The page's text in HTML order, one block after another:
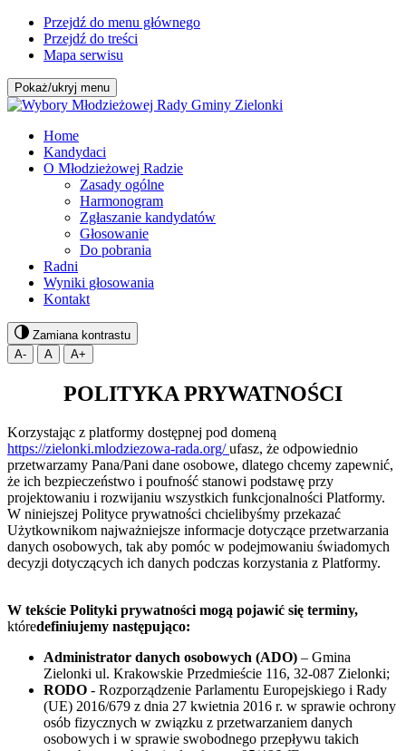
Przejdź do menu głównego
Przejdź do treści
Mapa serwisu
Pokaż/ukryj menu
Home
Kandydaci
O Młodzieżowej Radzie
Zasady ogólne
Harmonogram
Zgłaszanie kandydatów
Głosowanie
Do pobrania
Radni
Wyniki głosowania
Kontakt
Zamiana kontrastu
A-
A A+
POLITYKA PRYWATNOŚCI
Korzystając z platformy dostępnej pod domeną
https://zielonki.mlodziezowa-rada.org/ufasz, że odpowiednio
przetwarzamy Pana/Pani dane osobowe, dlatego chcemy zapewnić,
że ich bezpieczeństwo i poufność stanowi podstawę przy
projektowaniu i rozwijaniu wszystkich funkcjonalności Platformy.
W niniejszej Polityce prywatności chcielibyśmy przekazać
Użytkownikom najważniejsze informacje dotyczące przetwarzania
danych osobowych, tak aby pomóc w podejmowaniu świadomych
decyzji dotyczących ich danych podczas korzystania z Platformy.
W tekście Polityki prywatności mogą pojawić się terminy,
któredefiniujemy następująco:
Administrator danych osobowych (ADO) – Gmina
Zielonki ul. Krakowskie Przedmieście 116, 32-087 Zielonki;
RODO - Rozporządzenie Parlamentu Europejskiego i Rady
(UE) 2016/679 z dnia 27 kwietnia 2016 r. w sprawie ochrony
osób fizycznych w związku z przetwarzaniem danych
osobowych i w sprawie swobodnego przepływu takich